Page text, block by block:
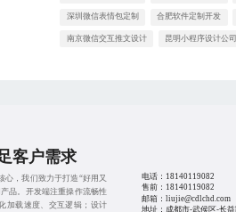
深圳微信表情包定制 合肥软件定制开发
南京微信交互推文设计 昆明小程序设计公
客户需求
心，我们致力于打造“好用又
品。开发端注重操作流畅性
加载速度、交互逻辑；设计
电话： 18140119082
售前： 18140119082
邮箱：liujie@cdlchd.com
地址：成都市-武侯区-长